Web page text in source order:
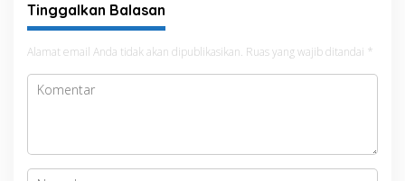
Tinggalkan Balasan
Alamat email Anda tidak akan dipublikasikan. Ruas yang wajib ditandai *